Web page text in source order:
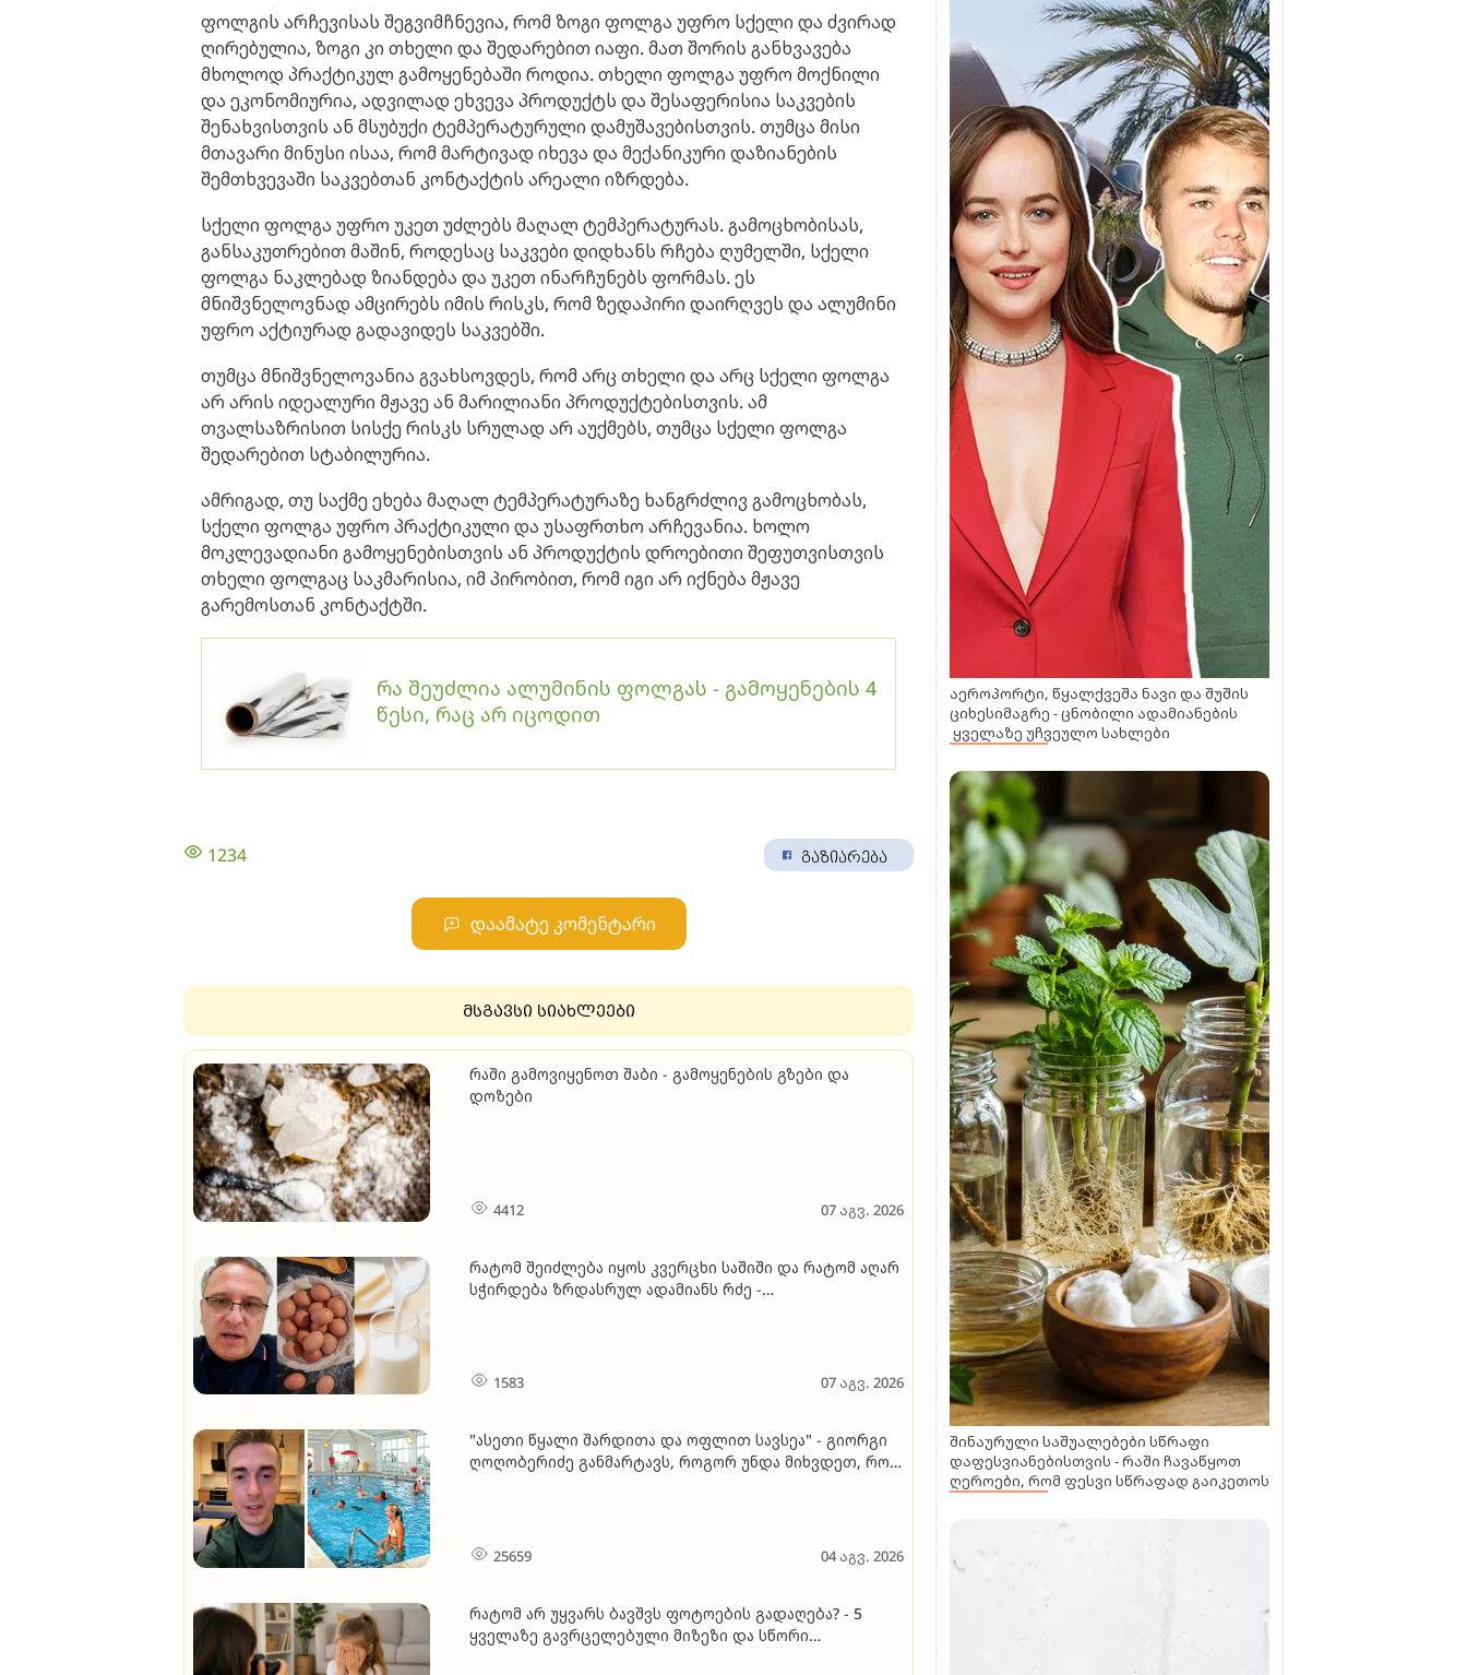
ფოლგის არჩევისას შეგვიმჩნევია, რომ ზოგი ფოლგა უფრო სქელი და ძვირად
ღირებულია, ზოგი კი თხელი და შედარებით იაფი. მათ შორის განხვავება
მხოლოდ პრაქტიკულ გამოყენებაში როდია. თხელი ფოლგა უფრო მოქნილი
და ეკონომიურია, ადვილად ეხვევა პროდუქტს და შესაფერისია საკვების
შენახვისთვის ან მსუბუქი ტემპერატურული დამუშავებისთვის. თუმცა მისი
მთავარი მინუსი ისაა, რომ მარტივად იხევა და მექანიკური დაზიანების
შემთხვევაში საკვებთან კონტაქტის არეალი იზრდება.
სქელი ფოლგა უფრო უკეთ უძლებს მაღალ ტემპერატურას. გამოცხობისას,
განსაკუთრებით მაშინ, როდესაც საკვები დიდხანს რჩება ღუმელში, სქელი
ფოლგა ნაკლებად ზიანდება და უკეთ ინარჩუნებს ფორმას. ეს
მნიშვნელოვნად ამცირებს იმის რისკს, რომ ზედაპირი დაირღვეს და ალუმინი
უფრო აქტიურად გადავიდეს საკვებში.
თუმცა მნიშვნელოვანია გვახსოვდეს, რომ არც თხელი და არც სქელი ფოლგა
არ არის იდეალური მჟავე ან მარილიანი პროდუქტებისთვის. ამ
თვალსაზრისით სისქე რისკს სრულად არ აუქმებს, თუმცა სქელი ფოლგა
შედარებით სტაბილურია.
ამრიგად, თუ საქმე ეხება მაღალ ტემპერატურაზე ხანგრძლივ გამოცხობას,
სქელი ფოლგა უფრო პრაქტიკული და უსაფრთხო არჩევანია. ხოლო
მოკლევადიანი გამოყენებისთვის ან პროდუქტის დროებითი შეფუთვისთვის
თხელი ფოლგაც საკმარისია, იმ პირობით, რომ იგი არ იქნება მჟავე
გარემოსთან კონტაქტში.
რა შეუძლია ალუმინის ფოლგას - გამოყენების 4
წესი, რაც არ იცოდით
1234 გაზიარება
დაამატე კომენტარი
მსგავსი სიახლეები
რაში გამოვიყენოთ შაბი - გამოყენების გზები და
დოზები
4412 07 აგვ. 2026
რატომ შეიძლება იყოს კვერცხი საშიში და რატომ აღარ
სჭირდება ზრდასრულ ადამიანს რძე -
1583 07 აგვ. 2026
"ასეთი წყალი შარდითა და ოფლით სავსეა" - გიორგი
ღოღობერიძე განმარტავს, როგორ უნდა მიხვდეთ, რომ
25659 04 აგვ. 2026
რატომ არ უყვარს ბავშვს ფოტოების გადაღება? - 5
ყველაზე გავრცელებული მიზეზი და სწორი
აეროპორტი, წყალქვეშა ნავი და შუშის
ციხესიმაგრე - ცნობილი ადამიანების
ყველაზე უჩვეულო სახლები
შინაურული საშუალებები სწრაფი
დაფესვიანებისთვის - რაში ჩავაწყოთ
ღეროები, რომ ფესვი სწრაფად გაიკეთოს